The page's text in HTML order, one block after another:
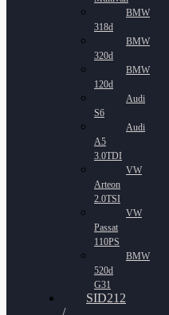
BMW
318d
BMW
320d
BMW
120d
Audi
S6
Audi
A5
3.0TDI
VW
Arteon
2.0TSI
VW
Passat
110PS
BMW
520d
G31
SID212
/